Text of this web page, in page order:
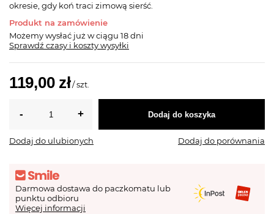
okresie, gdy koń traci zimową sierść.
Produkt na zamówienie
Możemy wysłać już w ciągu 18 dni
Sprawdź czasy i koszty wysyłki
119,00 zł/szt.
Dodaj do koszyka
Dodaj do ulubionych Dodaj do porównania
Darmowa dostawa do paczkomatu lub
punktu odbioru
Więcej informacji